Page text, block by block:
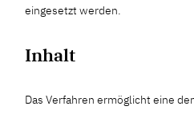
eingesetzt werden.
Inhalt
Das Verfahren ermöglicht eine